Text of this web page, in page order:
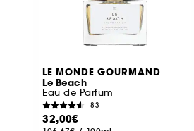
LE MONDE GOURMAND
Le Beach
Eau de Parfum
83
32,00€